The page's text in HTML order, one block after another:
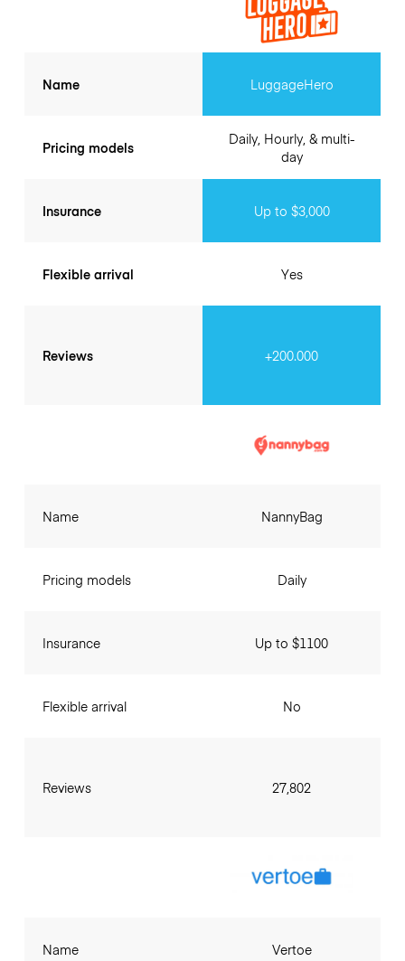
Name
Pricing models
Insurance
Flexible arrival
Reviews
LuggageHero
Daily, Hourly, & multi-
day
Up to $3,000
Yes
+200.000
Name
Pricing models
Insurance
Flexible arrival
Reviews
NannyBag
Daily
Up to $1100
No
27,802
Name Vertoe